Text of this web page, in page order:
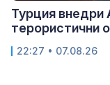
Турция внедри
терористични
22:27 • 07.08.26